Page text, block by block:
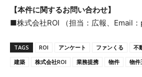
【本件に関するお問い合わせ】
■株式会社ROI （担当：広報、Email：
TAGS ROI アンケート ファンくる 不
建築
株式会社ROI 業務提携 物件 物件